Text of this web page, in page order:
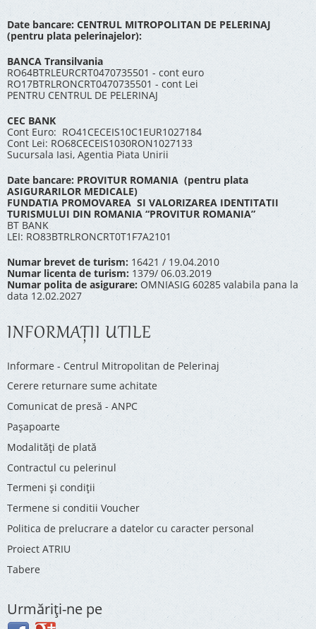
Date bancare: CENTRUL MITROPOLITAN DE PELERINAJ
(pentru plata pelerinajelor):
BANCA Transilvania
RO64BTRLEURCRT0470735501 - cont euro
RO17BTRLRONCRT0470735501 - cont Lei
PENTRU CENTRUL DE PELERINAJ
CEC BANK
Cont Euro: RO41CECEIS10C1EUR1027184
Cont Lei: RO68CECEIS1030RON1027133
Sucursala Iasi, Agentia Piata Unirii
Date bancare: PROVITUR ROMANIA (pentru plata
ASIGURARILOR MEDICALE)
FUNDATIA PROMOVAREA SI VALORIZAREA IDENTITATII
TURISMULUI DIN ROMANIA “PROVITUR ROMANIA”
BT BANK
LEI: RO83BTRLRONCRT0T1F7A2101
Numar brevet de turism: 16421 / 19.04.2010
Numar licenta de turism: 1379/ 06.03.2019
Numar polita de asigurare: OMNIASIG 60285 valabila pana la
data 12.02.2027
INFORMAŢII UTILE
Informare - Centrul Mitropolitan de Pelerinaj
Cerere returnare sume achitate
Comunicat de presă - ANPC
Pașapoarte
Modalități de plată
Contractul cu pelerinul
Termeni și condiții
Termene si conditii Voucher
Politica de prelucrare a datelor cu caracter personal
Proiect ATRIU
Tabere
Urmăriţi-ne pe